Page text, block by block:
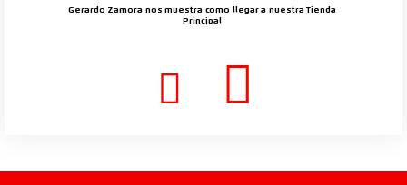
Gerardo Zamora nos muestra como llegar a nuestra Tienda
Principal